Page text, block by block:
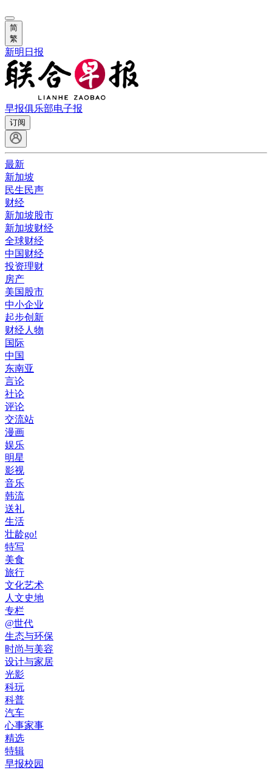
简
繁
新明日报
早报俱乐部电子报
订阅
最新
新加坡
民生民声
财经
新加坡股市
新加坡财经
全球财经
中国财经
投资理财
房产
美国股市
中小企业
起步创新
财经人物
国际
中国
东南亚
言论
社论
评论
交流站
漫画
娱乐
明星
影视
音乐
韩流
送礼
生活
壮龄go!
特写
美食
旅行
文化艺术
人文史地
专栏
@世代
生态与环保
时尚与美容
设计与家居
光影
科玩
科普
汽车
心事家事
精选
特辑
早报校园